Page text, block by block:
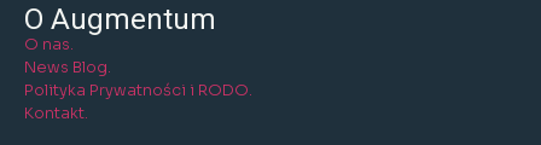
O Augmentum
O nas.
News Blog.
Polityka Prywatności i RODO.
Kontakt.